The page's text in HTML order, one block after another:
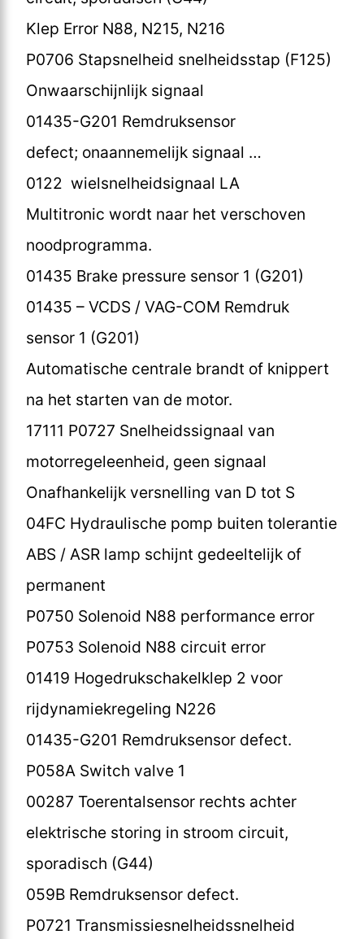
Klep Error N88, N215, N216
P0706 Stapsnelheid snelheidsstap (F125)
Onwaarschijnlijk signaal
01435-G201 Remdruksensor
defect; onaannemelijk signaal …
0122 wielsnelheidsignaal LA
Multitronic wordt naar het verschoven
noodprogramma.
01435 Brake pressure sensor 1 (G201)
01435 – VCDS / VAG-COM Remdruk
sensor 1 (G201)
Automatische centrale brandt of knippert
na het starten van de motor.
17111 P0727 Snelheidssignaal van
motorregeleenheid, geen signaal
Onafhankelijk versnelling van D tot S
04FC Hydraulische pomp buiten tolerantie
ABS / ASR lamp schijnt gedeeltelijk of
permanent
P0750 Solenoid N88 performance error
P0753 Solenoid N88 circuit error
01419 Hogedrukschakelklep 2 voor
rijdynamiekregeling N226
01435-G201 Remdruksensor defect.
P058A Switch valve 1
00287 Toerentalsensor rechts achter
elektrische storing in stroom circuit,
sporadisch (G44)
059B Remdruksensor defect.
P0721 Transmissiesnelheidssnelheid